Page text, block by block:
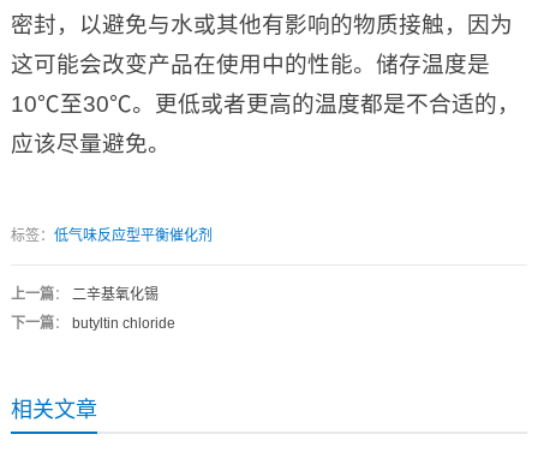
密封，以避免与水或其他有影响的物质接触，因为
这可能会改变产品在使用中的性能。储存温度是
10℃至30℃。更低或者更高的温度都是不合适的，
应该尽量避免。
标签： 低气味反应型平衡催化剂
上一篇： 二辛基氧化锡
下一篇： butyltin chloride
相关文章